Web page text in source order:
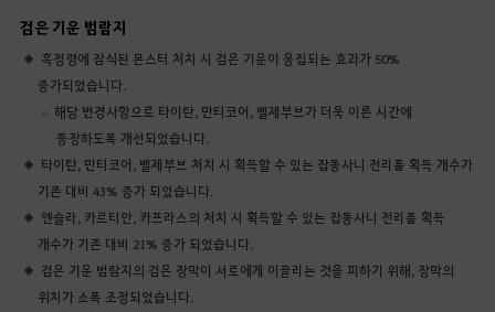
검은 기운 범람지
흑정령에 잠식된 몬스터 처치 시 검은 기운이 응집되는 효과가 50%
증가되었습니다.
해당 변경사항으로 타이탄, 만티코어, 벨제부브가 더욱 이른 시간에
등장하도록 개선되었습니다.
타이탄, 만티코어, 벨제부브 처치 시 획득할 수 있는 잡동사니 전리품 획득 개수가
기존 대비 43% 증가 되었습니다.
엔슬라, 카르티안, 카프라스의 처치 시 획득할 수 있는 잡동사니 전리품 획득
개수가 기존 대비 21% 증가 되었습니다.
검은 기운 범람지의 검은 장막이 서로에게 이끌리는 것을 피하기 위해, 장막의
위치가 소폭 조정되었습니다.